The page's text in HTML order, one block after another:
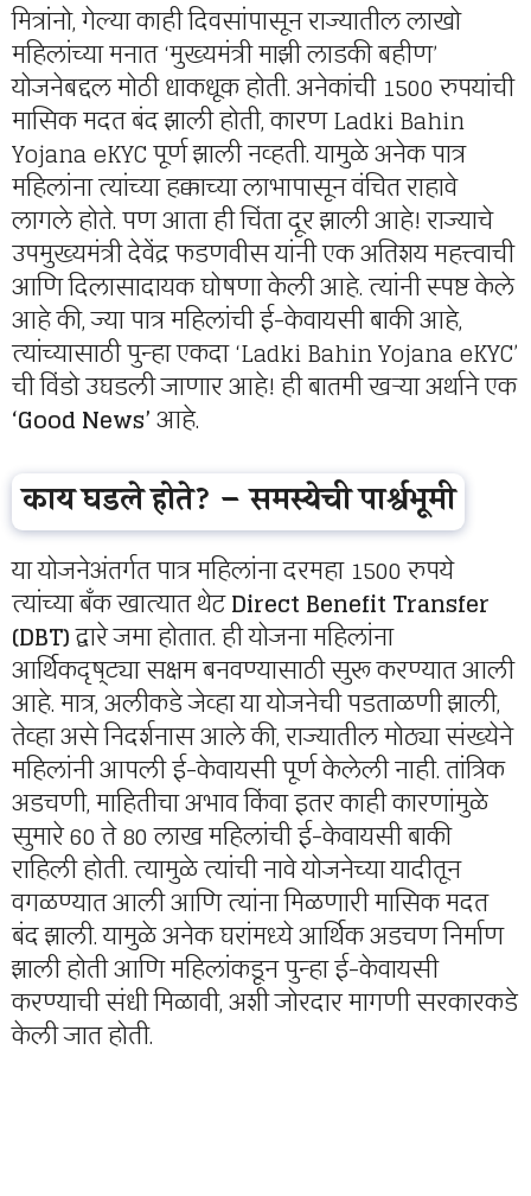
मित्रांनो, गेल्या काही दिवसांपासून राज्यातील लाखो
महिलांच्या मनात ‘मुख्यमंत्री माझी लाडकी बहीण’
योजनेबद्दल मोठी धाकधूक होती. अनेकांची 1500 रुपयांची
मासिक मदत बंद झाली होती, कारण Ladki Bahin
Yojana eKYC पूर्ण झाली नव्हती. यामुळे अनेक पात्र
महिलांना त्यांच्या हक्काच्या लाभापासून वंचित राहावे
लागले होते. पण आता ही चिंता दूर झाली आहे! राज्याचे
उपमुख्यमंत्री देवेंद्र फडणवीस यांनी एक अतिशय महत्त्वाची
आणि दिलासादायक घोषणा केली आहे. त्यांनी स्पष्ट केले
आहे की, ज्या पात्र महिलांची ई-केवायसी बाकी आहे,
त्यांच्यासाठी पुन्हा एकदा ‘Ladki Bahin Yojana eKYC’
ची विंडो उघडली जाणार आहे! ही बातमी खऱ्या अर्थाने एक
‘Good News’आहे.
काय घडले होते? – समस्येची पार्श्वभूमी
या योजनेअंतर्गत पात्र महिलांना दरमहा 1500 रुपये
त्यांच्या बँक खात्यात थेटDirect Benefit Transfer
(DBT)द्वारे जमा होतात. ही योजना महिलांना
आर्थिकदृष्ट्या सक्षम बनवण्यासाठी सुरू करण्यात आली
आहे. मात्र, अलीकडे जेव्हा या योजनेची पडताळणी झाली,
तेव्हा असे निदर्शनास आले की, राज्यातील मोठ्या संख्येने
महिलांनी आपली ई-केवायसी पूर्ण केलेली नाही. तांत्रिक
अडचणी, माहितीचा अभाव किंवा इतर काही कारणांमुळे
सुमारे 60 ते 80 लाख महिलांची ई-केवायसी बाकी
राहिली होती. त्यामुळे त्यांची नावे योजनेच्या यादीतून
वगळण्यात आली आणि त्यांना मिळणारी मासिक मदत
बंद झाली. यामुळे अनेक घरांमध्ये आर्थिक अडचण निर्माण
झाली होती आणि महिलांकडून पुन्हा ई-केवायसी
करण्याची संधी मिळावी, अशी जोरदार मागणी सरकारकडे
केली जात होती.